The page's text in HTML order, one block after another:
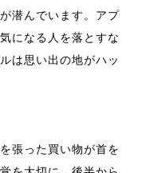
潜んでいます。アプ
になる人を落とすな
は思い出の地がハッ
張った買い物が首を